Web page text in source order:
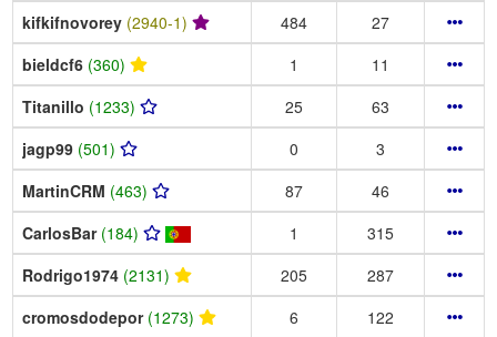
kifkifnovorey (2940-1) 484
27
bieldcf6 (360) 1
11
Titanillo (1233) 25
63
jagp99 (501) 0
3
MartinCRM (463) 87
46
CarlosBar (184) 1
315
Rodrigo1974 (2131) 205
287
cromosdodepor (1273) 6
122